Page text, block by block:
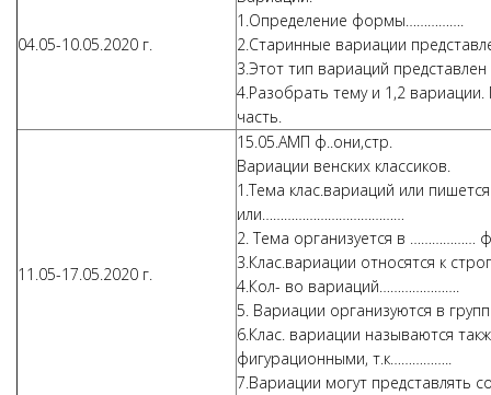
04.05-10.05.2020 г.
1.Определение формы…………….
2.Старинные вариации
3.Этот тип вариаций
4.Разобрать тему и 1,2
часть.
11.05-17.05.2020 г.
15.05.АМП ф..они,стр.
Вариации венских классиков.
1.Тема клас.вариаций или
или…………………………………
2. Тема организуется в ………………
3.Клас.вариации относятся к
4.Кол- во вариаций………………….
5. Вариации организуются в
6.Клас. вариации называются
фигурационными, т.к……………..
7.Вариации могут